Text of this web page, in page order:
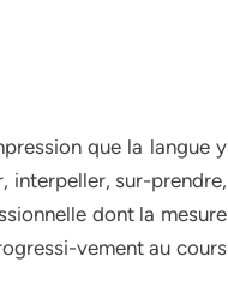
que la langue y
interpeller, sur-prendre,
dont la mesure
vement au cours